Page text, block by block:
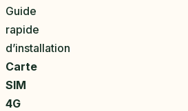
Guide
rapide
d’installation
Carte
SIM
4G